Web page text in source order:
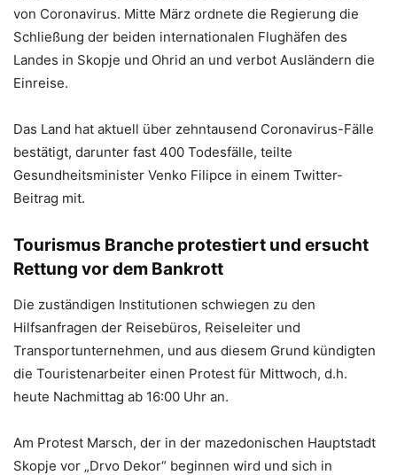
von Coronavirus. Mitte März ordnete die Regierung die
Schließung der beiden internationalen Flughäfen des
Landes in Skopje und Ohrid an und verbot Ausländern die
Einreise.
Das Land hat aktuell über zehntausend Coronavirus-Fälle
bestätigt, darunter fast 400 Todesfälle, teilte
Gesundheitsminister Venko Filipce in einem Twitter-
Beitrag mit.
Tourismus Branche protestiert und ersucht
Rettung vor dem Bankrott
Die zuständigen Institutionen schwiegen zu den
Hilfsanfragen der Reisebüros, Reiseleiter und
Transportunternehmen, und aus diesem Grund kündigten
die Touristenarbeiter einen Protest für Mittwoch, d.h.
heute Nachmittag ab 16:00 Uhr an.
Am Protest Marsch, der in der mazedonischen Hauptstadt
Skopje vor „Drvo Dekor“ beginnen wird und sich in